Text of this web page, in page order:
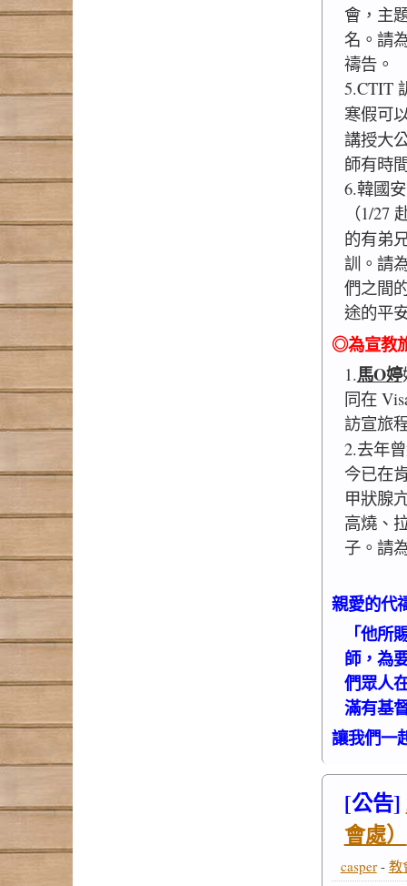
會，主
名。請
禱告。
5.CTIT
寒假可
講授大
師有時
6.韓國
（1/27
的有弟
訓。請
們之間
途的平
◎為宣教
1.馬O婷
同在
訪宣旅
2.去年
今已在
甲狀腺
高燒、
子。請
親愛的代
「他
師，為
們眾人
滿有基
讓我們一
[公告]
會處）
casper- 教